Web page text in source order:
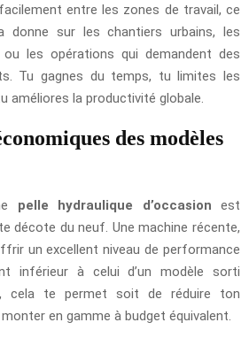
entre les zones de travail, ce
donne sur les chantiers urbains, les
les opérations qui demandent des
Tu gagnes du temps, tu limites les
la productivité globale.
des modèles
pelle hydraulique d’occasion est
décote du neuf. Une machine récente,
un excellent niveau de performance
inférieur à celui d’un modèle sorti
cela te permet soit de réduire ton
en gamme à budget équivalent.